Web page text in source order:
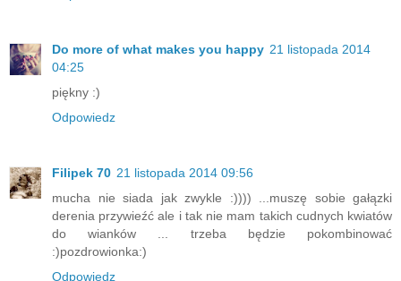
Do more of what makes you happy 21 listopada 2014
04:25
piękny :)
Odpowiedz
Filipek 70 21 listopada 2014 09:56
mucha nie siada jak zwykle :)))) ...muszę sobie gałązki
derenia przywieźć ale i tak nie mam takich cudnych kwiatów
do wianków ... trzeba będzie pokombinować
:)pozdrowionka:)
Odpowiedz